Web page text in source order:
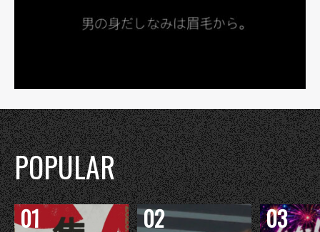
POPULAR